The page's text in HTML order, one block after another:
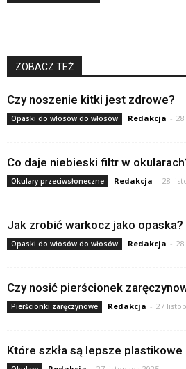
ZOBACZ TEŻ
Czy noszenie kitki jest zdrowe?
Opaski do włosów do włosów Redakcja -
Co daje niebieski filtr w
Okulary przeciwsłoneczne Redakcja - 28
Jak zrobić warkocz jako opaska?
Opaski do włosów do włosów Redakcja -
Czy nosić pierścionek
Pierścionki zaręczynowe Redakcja - 27
Które szkła są lepsze plastikowe